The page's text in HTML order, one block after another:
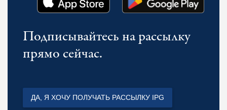
Подписывайтесь на рассылку
прямо сейчас.
ДА, Я ХОЧУ ПОЛУЧАТЬ РАССЫЛКУ IPG